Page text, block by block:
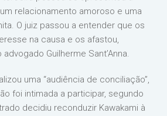
relacionamento amoroso e uma
O juiz passou a entender que os
na causa e os afastou,
Guilherme Sant’Anna.
uma “audiência de conciliação”,
foi intimada a participar, segundo
decidiu reconduzir Kawakami à